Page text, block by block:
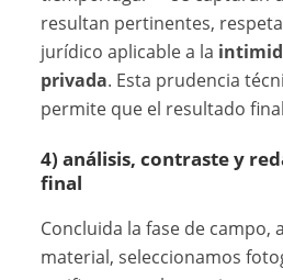
resultan pertinentes,
jurídico aplicable a la
privada. Esta prudencia
permite que el resultado
4) análisis, contraste y
final
Concluida la fase de campo,
material, seleccionamos